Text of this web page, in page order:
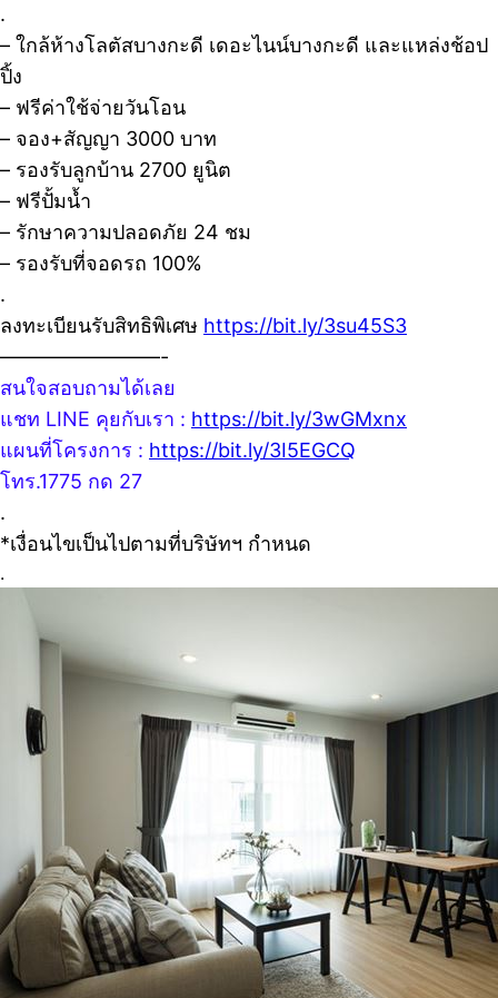
.
– ใกล้ห้างโลตัสบางกะดี เดอะไนน์บางกะดี และแหล่งช้อป
ปิ้ง
– ฟรีค่าใช้จ่ายวันโอน
– จอง+สัญญา 3000 บาท
– รองรับลูกบ้าน 2700 ยูนิต
– ฟรีปั้มน้ำ
– รักษาความปลอดภัย 24 ชม
– รองรับที่จอดรถ 100%
.
ลงทะเบียนรับสิทธิพิเศษ https://bit.ly/3su45S3
————————-
สนใจสอบถามได้เลย
แชท LINE คุยกับเรา : https://bit.ly/3wGMxnx
แผนที่โครงการ : https://bit.ly/3I5EGCQ
โทร.1775 กด 27
.
*เงื่อนไขเป็นไปตามที่บริษัทฯ กำหนด
.